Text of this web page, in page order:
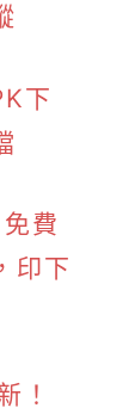
下
費
印下
！